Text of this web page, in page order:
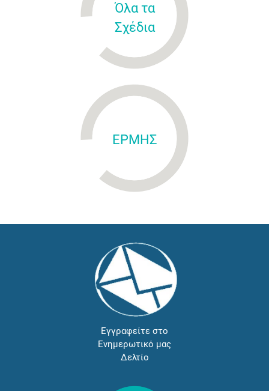
Όλα τα
Σχέδια
ΕΡΜΗΣ
Εγγραφείτε στο
Ενημερωτικό μας
Δελτίο